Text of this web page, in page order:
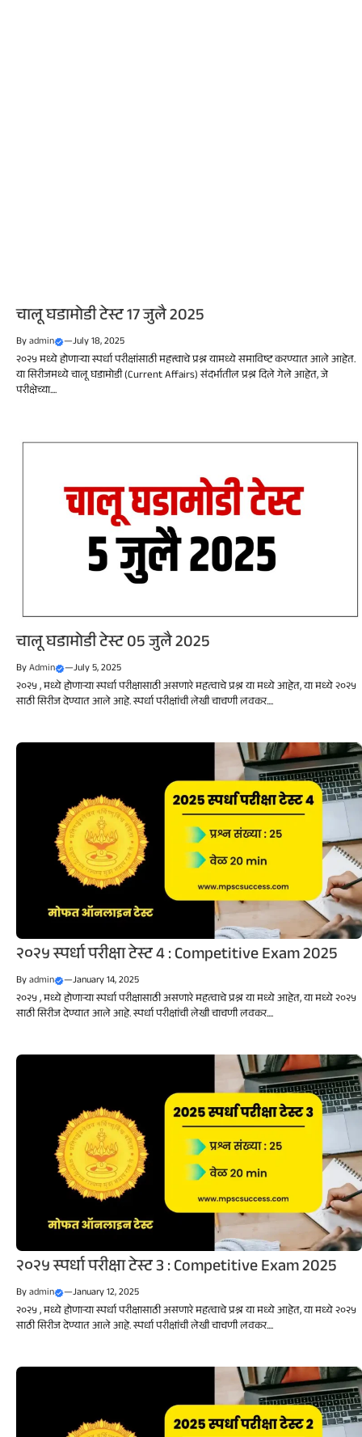
चालू घडामोडी टेस्ट 17 जुलै 2025
Byadmin —July 18, 2025
२०२५ मध्ये होणाऱ्या स्पर्धा परीक्षांसाठी महत्त्वाचे प्रश्न यामध्ये समाविष्ट करण्यात आले आहेत.
या सिरीजमध्ये चालू घडामोडी (Current Affairs) संदर्भातील प्रश्न दिले गेले आहेत, जे
परीक्षेच्या....
चालू घडामोडी टेस्ट 05 जुलै 2025
ByAdmin —July 5, 2025
२०२५ , मध्ये होणाऱ्या स्पर्धा परीक्षासाठी असणारे महत्वाचे प्रश्न या मध्ये आहेत, या मध्ये २०२५
साठी सिरीज देण्यात आले आहे. स्पर्धा परीक्षांची लेखी चाचणी लवकर....
२०२५ स्पर्धा परीक्षा टेस्ट 4 : Competitive Exam 2025
Byadmin —January 14, 2025
२०२५ , मध्ये होणाऱ्या स्पर्धा परीक्षासाठी असणारे महत्वाचे प्रश्न या मध्ये आहेत, या मध्ये २०२५
साठी सिरीज देण्यात आले आहे. स्पर्धा परीक्षांची लेखी चाचणी लवकर....
२०२५ स्पर्धा परीक्षा टेस्ट 3 : Competitive Exam 2025
Byadmin —January 12, 2025
२०२५ , मध्ये होणाऱ्या स्पर्धा परीक्षासाठी असणारे महत्वाचे प्रश्न या मध्ये आहेत, या मध्ये २०२५
साठी सिरीज देण्यात आले आहे. स्पर्धा परीक्षांची लेखी चाचणी लवकर....